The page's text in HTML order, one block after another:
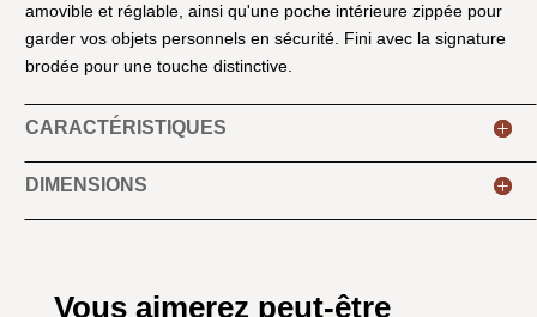
amovible et réglable, ainsi qu'une poche intérieure zippée pour
garder vos objets personnels en sécurité. Fini avec la signature
brodée pour une touche distinctive.
CARACTÉRISTIQUES
DIMENSIONS
Vous aimerez peut-être